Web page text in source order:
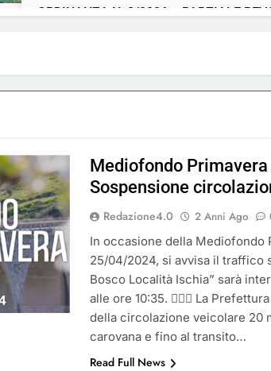
ORDINANZA N. 8/2026 – PARZIALE
4 Mesi Ago
⚠️ Emergenza Acqua a Savignano
10 Mesi Ago
💡 Savignano 4.0 si rinnova: scopri la
12 Mesi Ago
🌤️ Nuova Webcam Live per il Meteo a
2 Anni Ago
Test IT-alert l’11 ottobre: messaggio sui
2 Anni Ago
Mediofondo
Sospensione
Redazione4.0 2 Anni Ago
In occasione della Mediofondo
25/04/2024, si avvisa il traffico
Bosco Località Ischia” sarà
alle ore 10:35. 🚵🏻‍♂️ La
della circolazione veicolare 20
carovana e fino al transito…
Read Full News